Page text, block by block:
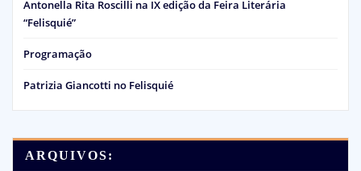
Antonella Rita Roscilli na IX edição da Feira Literária
“Felisquié”
Programação
Patrizia Giancotti no Felisquié
ARQUIVOS: